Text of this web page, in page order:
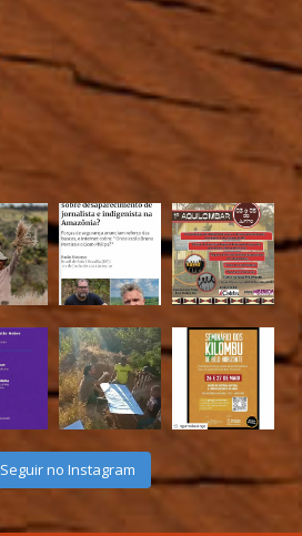
Seguir no Instagram